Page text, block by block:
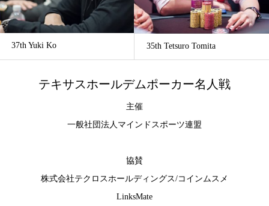
37th Yuki Ko 35th Tetsuro Tomita
テキサスホールデムポーカー名人戦
主催
一般社団法人マインドスポーツ連盟
協賛
株式会社テクロスホールディングス/コインムスメ
LinksMate